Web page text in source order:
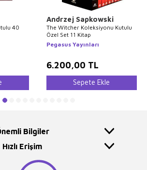
40
Andrzej Sapkowski
The Witcher Koleksiyonu Kutulu
Özel Set 11 Kitap
Pegasus Yayınları
6.200,00 TL
Sepete Ekle
Bilgiler
Hızlı Erişim